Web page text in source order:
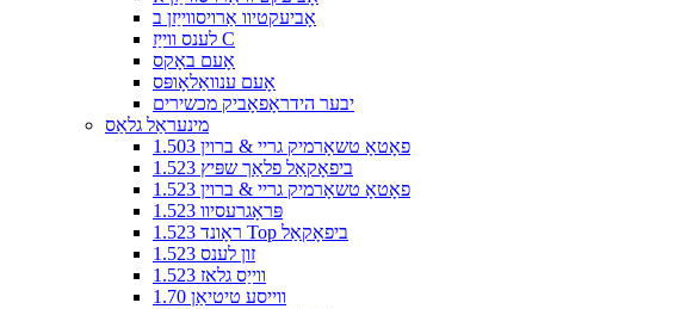
אָביעקטיוו אַרויסווייַזן ב
לענס ווייַז C
אָעם באָקס
אָעם ענוואַלאָופּס
יבער הידראָפאָביק מכשירים
מינעראַל גלאַס
1.503 פאָטאָ טשאָרמיק גריי & ברוין
1.523 ביפאָקאַל פלאַך שפּיץ
1.523 פאָטאָ טשאָרמיק גריי & ברוין
1.523 פּראָגרעסיוו
1.523 ראָונד Top ביפאָקאַל
1.523 זון לענס
1.523 ווייַס גלאז
1.70 ווייסע טיטיאַן